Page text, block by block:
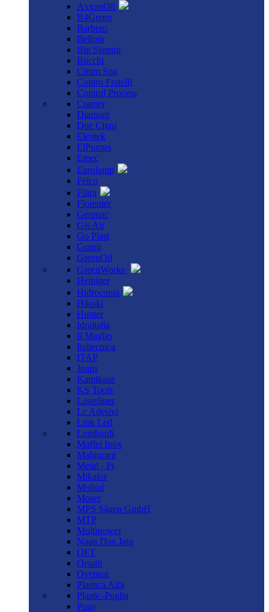
AxxonOil
B4Green
Barbero
Bellota
Bin Sistemi
Bucchi
Cimm Spa
Contro Fratelli
Control Process
Cramer
Diamant
Due Cigni
Elentek
ElPumps
Emec
Eurolamp
Felco
Filtra
Florenter
Genmac
Gis Air
Go Plast
Granit
GreenOil
GreenWorks
Heiniger
Hidroconta
Hikoki
Hunter
Idraitalia
Il Maglio
Italtecnica
ITAP
Joans
Kamikaze
KS Tools
Laserliner
Lc Adesivi
Link Led
Lombardi
Maffei Inox
Malgorani
Metal - Pi
Mikalor
Molital
Moser
MPS Sägen GmbH
MTP
Multipower
Naan Dan Jain
OFT
Orsatti
Oveneat
Plastica Alfa
Plastic-Puglia
Pony